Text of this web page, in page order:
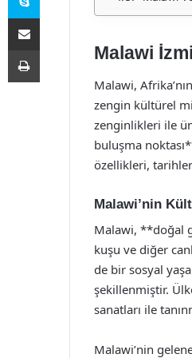
Malawi
Malawi,
zengin kültürel
zenginlikleri ile
buluşma
özellikleri,
Malawi’nin
Malawi, **doğal
kuşu ve diğer
de bir sosyal
şekillenmiştir.
sanatları ile
Malawi’nin
E-Posta ile paylaş